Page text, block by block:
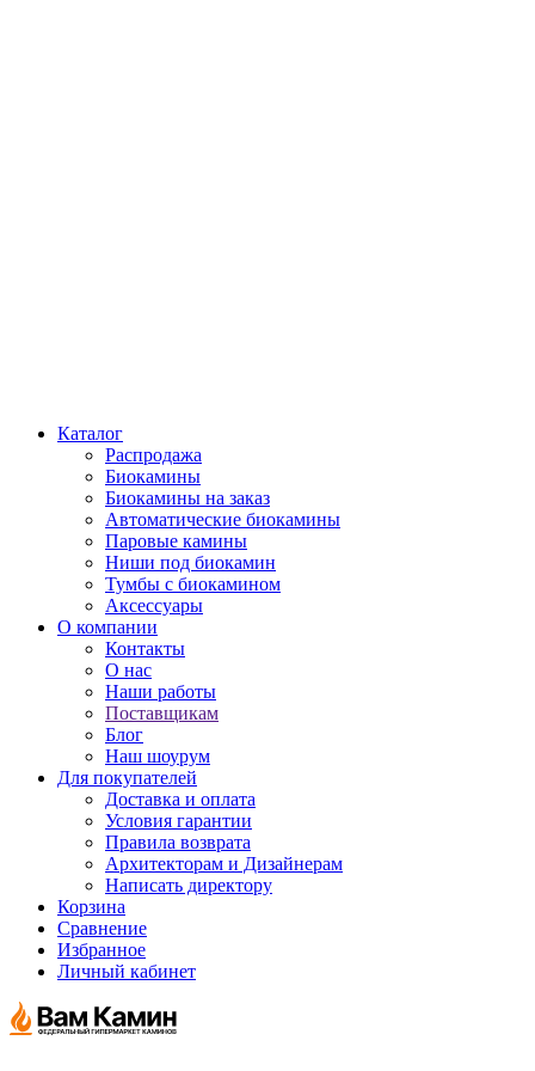
Каталог
Распродажа
Биокамины
Биокамины на заказ
Автоматические биокамины
Паровые камины
Ниши под биокамин
Тумбы с биокамином
Аксессуары
О компании
Контакты
О нас
Наши работы
Поставщикам
Блог
Наш шоурум
Для покупателей
Доставка и оплата
Условия гарантии
Правила возврата
Архитекторам и Дизайнерам
Написать директору
Корзина
Сравнение
Избранное
Личный кабинет